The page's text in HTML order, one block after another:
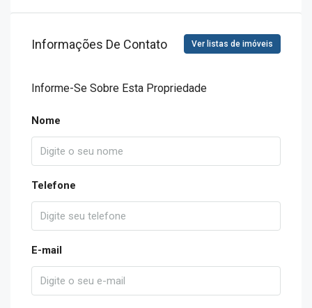
Informações De Contato Ver listas de imóveis
Informe-Se Sobre Esta Propriedade
Nome
Telefone
E-mail